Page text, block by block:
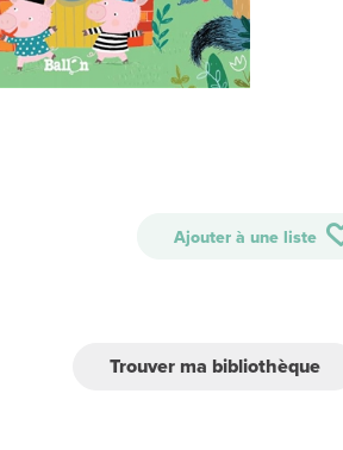
Ajouter à une liste
Trouver ma bibliothèque